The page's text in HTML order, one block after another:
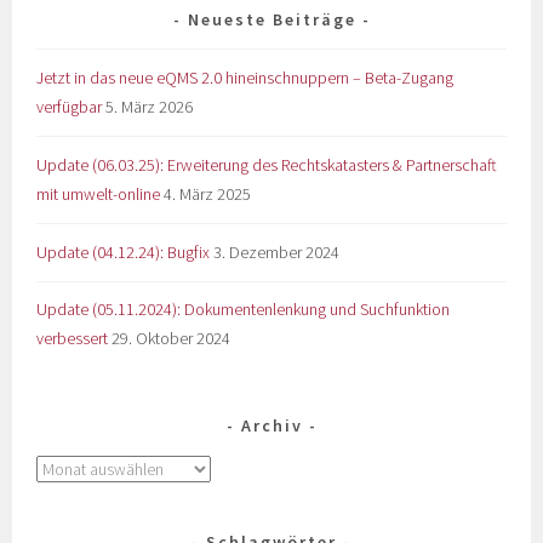
Neueste Beiträge
Jetzt in das neue eQMS 2.0 hineinschnuppern – Beta-Zugang
verfügbar5. März 2026
Update (06.03.25): Erweiterung des Rechtskatasters & Partnerschaft
mit umwelt-online4. März 2025
Update (04.12.24): Bugfix 3. Dezember 2024
Update (05.11.2024): Dokumentenlenkung und Suchfunktion
verbessert29. Oktober 2024
Archiv